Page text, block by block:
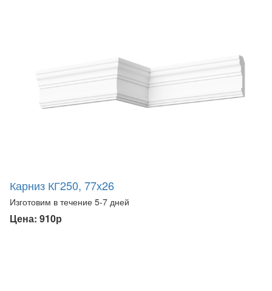
Карниз КГ250, 77х26
Изготовим в течение 5-7 дней
Цена: 910р